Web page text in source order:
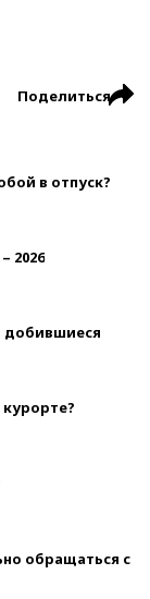
Поделиться
в отпуск?
2026
добившиеся
обращаться с